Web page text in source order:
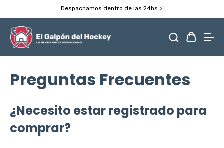
Despachamos dentro de las 24hs ⚡️
Preguntas Frecuentes
¿Necesito estar registrado para
comprar?